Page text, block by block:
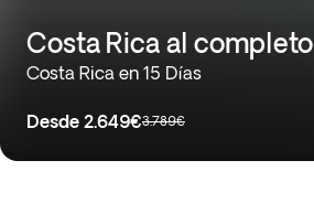
Costa Rica al completo
Costa Rica en 15 Días
Desde 2.649€3.789€